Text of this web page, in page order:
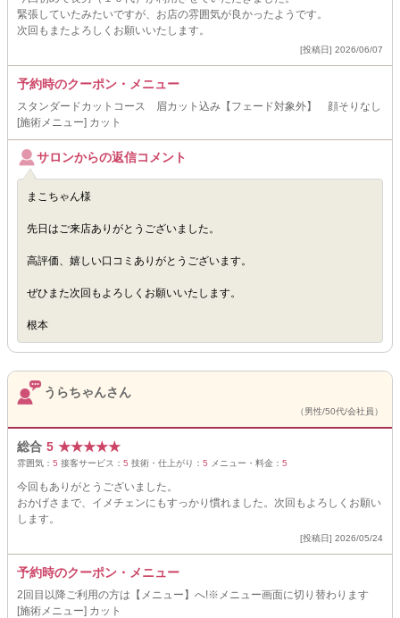
緊張していたみたいですが、お店の雰囲気が良かったようです。
次回もまたよろしくお願いいたします。
[投稿日] 2026/06/07
予約時のクーポン・メニュー
スタンダードカットコース 眉カット込み【フェード対象外】 顔そりなし
[施術メニュー] カット
サロンからの返信コメント
まこちゃん様
先日はご来店ありがとうございました。
高評価、嬉しい口コミありがとうございます。
ぜひまた次回もよろしくお願いいたします。
根本
うらちゃんさん
（男性/50代/会社員）
総合 5 ★★★★★
雰囲気： 5 接客サービス： 5 技術・仕上がり： 5 メニュー・料金： 5
今回もありがとうございました。
おかげさまで、イメチェンにもすっかり慣れました。次回もよろしくお願い
します。
[投稿日] 2026/05/24
予約時のクーポン・メニュー
2回目以降ご利用の方は【メニュー】へ!※メニュー画面に切り替わります
[施術メニュー] カット